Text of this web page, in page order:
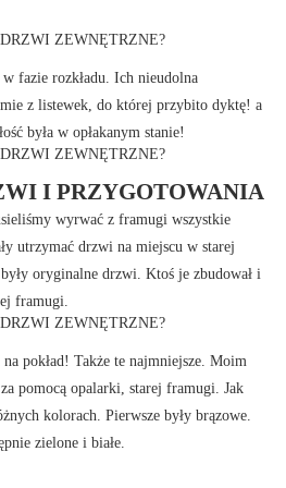
fazie rozkładu. Ich nieudolna
z listewek, do której przybito dyktę! a
była w opłakanym stanie!
I PRZYGOTOWANIA
wyrwać z framugi wszystkie
utrzymać drzwi na miejscu w starej
oryginalne drzwi. Ktoś je zbudował i
framugi.
pokład! Także te najmniejsze. Moim
pomocą opalarki, starej framugi. Jak
kolorach. Pierwsze były brązowe.
zielone i białe.